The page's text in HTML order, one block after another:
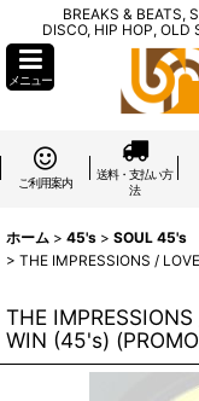
BREAKS & BEATS,
DISCO, HIP HOP, OLD
メニュー
ご利用案内
送料・支払い方
法
ホーム > 45's > SOUL 45's
> THE IMPRESSIONS /
THE
WIN (45's)